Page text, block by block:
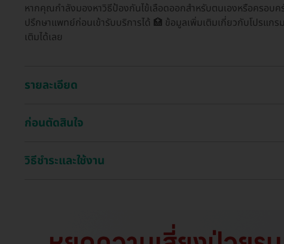
หากคุณกำลังมองหาวิธีป้องกันไข้เลือดออกสำหรับตนเองหรือครอบ
ปรึกษาแพทย์ก่อนเข้ารับบริการได้ 🏥 ข้อมูลเพิ่มเติมเกี่ยวกับโปรแ
เติมได้เลย
รายละเอียด
ก่อนตัดสินใจ
วิธีชำระและใช้งาน